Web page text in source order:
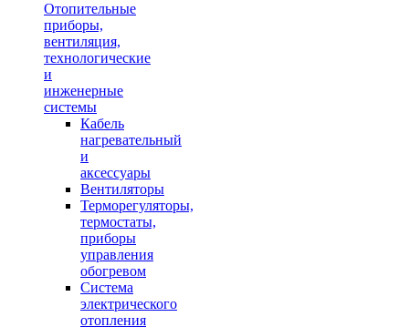
Отопительные
приборы,
вентиляция,
технологические
и
инженерные
системы
Кабель
нагревательный
и
аксессуары
Вентиляторы
Терморегуляторы,
термостаты,
приборы
управления
обогревом
Система
электрического
отопления